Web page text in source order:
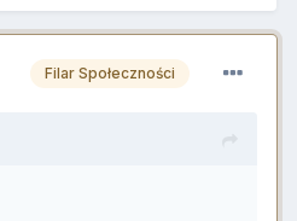
Filar Społeczności